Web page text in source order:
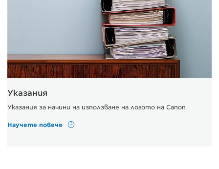
Указания
Указания за начини на използване на логото на Canon
Научете повече